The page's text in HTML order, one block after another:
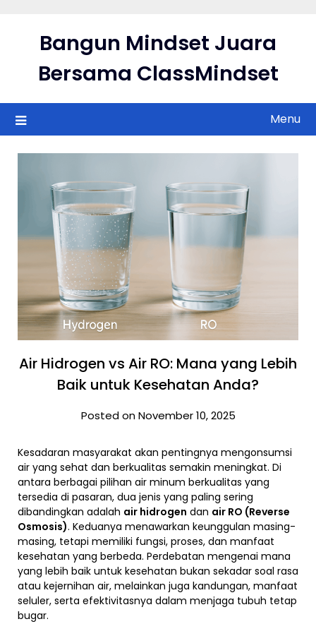
contentBangun Mindset Juara
Bersama ClassMindset
Menu
Air Hidrogen vs Air RO: Mana yang Lebih
Baik untuk Kesehatan Anda?
Posted on November 10, 2025
Kesadaran masyarakat akan pentingnya mengonsumsi
air yang sehat dan berkualitas semakin meningkat. Di
antara berbagai pilihan air minum berkualitas yang
tersedia di pasaran, dua jenis yang paling sering
dibandingkan adalah air hidrogen dan air RO (Reverse
Osmosis). Keduanya menawarkan keunggulan masing-
masing, tetapi memiliki fungsi, proses, dan manfaat
kesehatan yang berbeda. Perdebatan mengenai mana
yang lebih baik untuk kesehatan bukan sekadar soal rasa
atau kejernihan air, melainkan juga kandungan, manfaat
seluler, serta efektivitasnya dalam menjaga tubuh tetap
bugar.